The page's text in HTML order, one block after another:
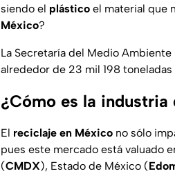
siendo el plástico el material que
México?
La Secretaría del Medio
alrededor de 23 mil 198
¿Cómo es la
El reciclaje en México no sólo
pues este mercado está valuado
(CMDX), Estado de México (